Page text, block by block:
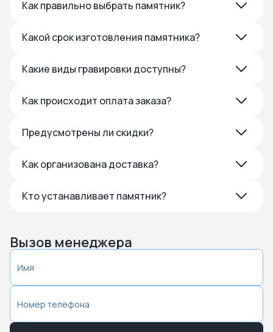
Как правильно выбрать памятник?
Какой срок изготовления памятника?
Какие виды гравировки доступны?
Как происходит оплата заказа?
Предусмотрены ли скидки?
Как организована доставка?
Кто устанавливает памятник?
Вызов менеджера